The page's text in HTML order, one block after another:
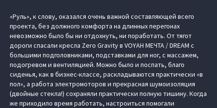
«Руль», к слову, оказался очень важной составляющей всего
проекта, без должного комфорта на длинных перегонах
невозможно было бы ни отдохнуть, ни поработать. От тягот
дороги спасали кресла Zero Gravity в VOYAH МЕЧТА / DREAM с
большими подголовниками, подставками для ног, с массажем,
подогревом и вентиляцией. Можно было и поспать, благо
сиденья, как в бизнес-классе, раскладываются практически «в
пол», а работа электромоторов и прекрасная шумоизоляция
(двойные стекла!) сохраняли практически полную тишину. Когда
же приходило время работать, настроиться помогали